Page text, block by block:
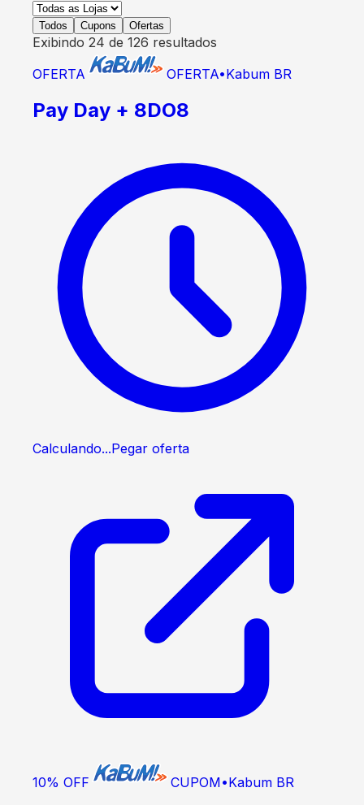
Todos Cupons Ofertas
Exibindo 24 de 126 resultados
OFERTA
OFERTA•Kabum BR
Pay Day + 8DO8
Calculando...Pegar oferta
10% OFF CUPOM•Kabum BR